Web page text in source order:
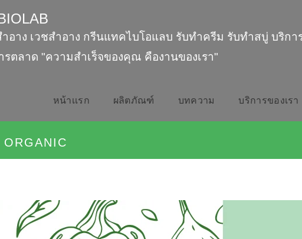
ำอาง เวชสำอาง กรีนแทคไบโอแลบ รับทำครีม รับทำสบู่ บริ
ตลาด "ความสำเร็จของคุณ คืองานของเรา"
หน้าเเรก ผลิตภัณฑ์ บทความ บริการของเรา